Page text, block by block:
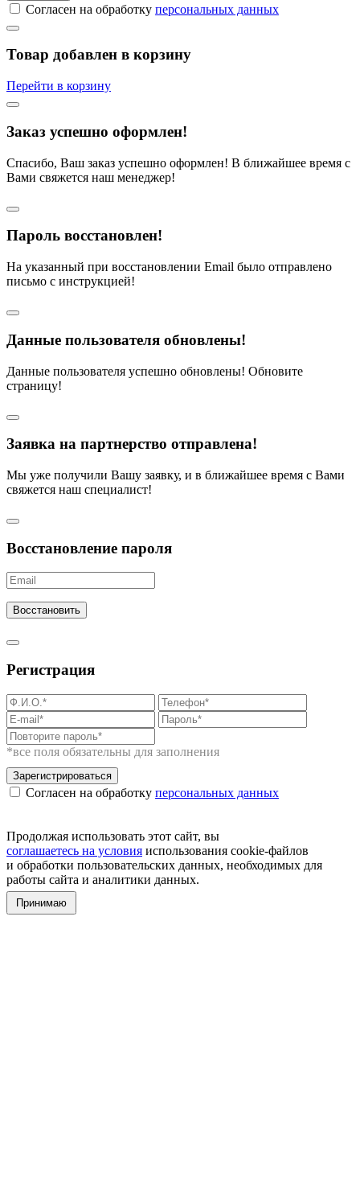
Согласен на обработку персональных данных
Товар добавлен в корзину
Перейти в корзину
Заказ успешно оформлен!
Спасибо, Ваш заказ успешно оформлен! В ближайшее время с
Вами свяжется наш менеджер!
Пароль восстановлен!
На указанный при восстановлении Email было отправлено
письмо с инструкцией!
Данные пользователя обновлены!
Данные пользователя успешно обновлены! Обновите
страницу!
Заявка на партнерство отправлена!
Мы уже получили Вашу заявку, и в ближайшее время с Вами
свяжется наш специалист!
Восстановление пароля
Восстановить
Регистрация
*все поля обязательны для заполнения
Зарегистрироваться
Согласен на обработку персональных данных
Продолжая использовать этот сайт, вы
соглашаетесь на условия использования cookie-файлов
и обработки пользовательских данных, необходимых для
работы сайта и аналитики данных.
Принимаю